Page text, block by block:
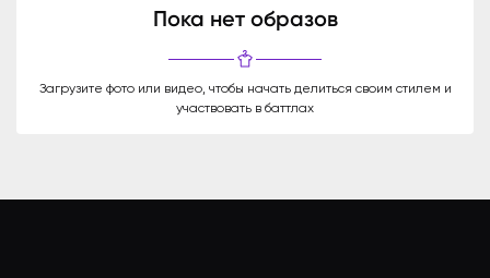
Пока нет образов
Загрузите фото или видео, чтобы начать делиться своим стилем и
участвовать в баттлах